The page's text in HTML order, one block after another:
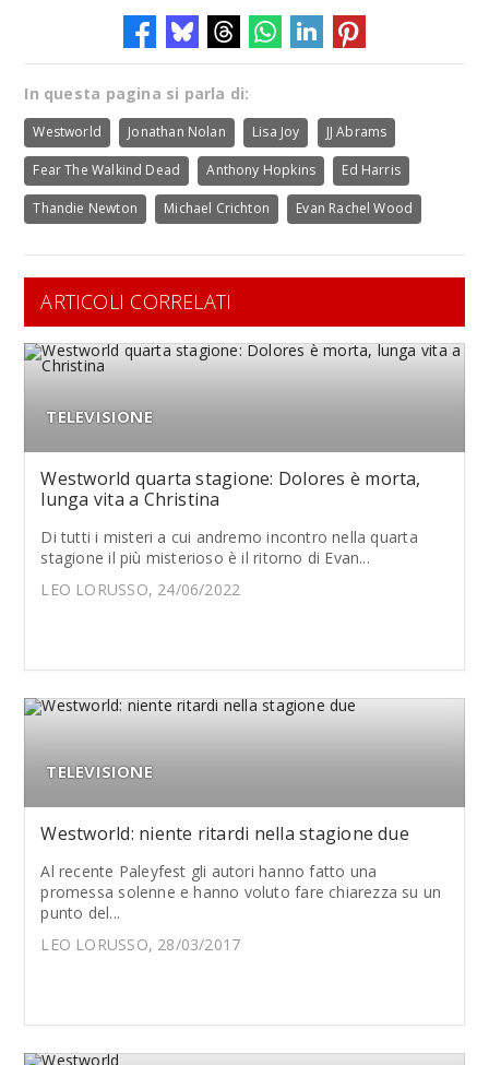
In questa pagina si parla di:
Westworld Jonathan Nolan Lisa Joy JJ Abrams
Fear The Walkind Dead Anthony Hopkins Ed Harris
Thandie Newton Michael Crichton Evan Rachel Wood
ARTICOLI CORRELATI
TELEVISIONE
Westworld quarta stagione: Dolores è morta,
lunga vita a Christina
Di tutti i misteri a cui andremo incontro nella quarta
stagione il più misterioso è il ritorno di Evan...
LEO LORUSSO, 24/06/2022
TELEVISIONE
Westworld: niente ritardi nella stagione due
Al recente Paleyfest gli autori hanno fatto una
promessa solenne e hanno voluto fare chiarezza su un
punto del...
LEO LORUSSO, 28/03/2017